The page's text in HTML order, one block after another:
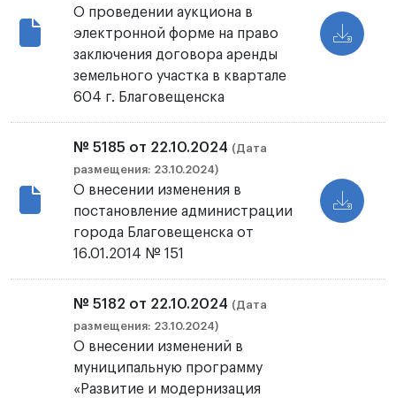
О проведении аукциона в
электронной форме на право
заключения договора аренды
земельного участка в квартале
604 г. Благовещенска
№ 5185 от 22.10.2024 (Дата
размещения: 23.10.2024)
О внесении изменения в
постановление администрации
города Благовещенска от
16.01.2014 № 151
№ 5182 от 22.10.2024 (Дата
размещения: 23.10.2024)
О внесении изменений в
муниципальную программу
«Развитие и модернизация